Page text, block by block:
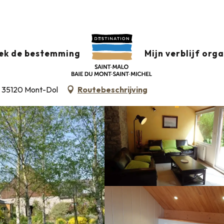
de bestemming Mijn verblijf
35120 Mont-Dol Routebeschrijving